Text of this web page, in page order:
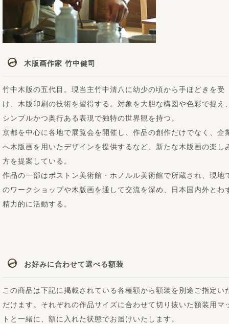
木版画作家 竹中健司
竹中木版の五代目。現当主竹中清八に幼少の頃から手ほどきを受
け、木版印刷の技術を習得する。対象を大胆な構図や色彩で捉え
シンプルかつ奥行ある表現で独特の世界観を持つ。
京都を中心に各地で展覧会を開催し、作品の創作だけでなく、企
へ木版画を用いたデザインを提供するなど、新たな木版画の楽し
方を提案している。
作品の一部はボストン美術館・ホノルル美術館で所蔵され、現地
のワークショップや木版画を通して交流を深め、日本国内外とわ
精力的に活動する。
お好みに合わせて選べる額装
この商品は下記に掲載されている各種額から額装を別途ご指定い
だけます。それぞれの作品サイズに合わせて切り抜いた額装用マ
トと一緒に、額に入れた状態でお届けいたします。